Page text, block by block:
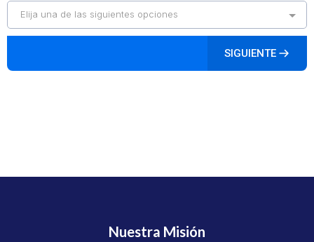
Elija una de las siguientes opciones
SIGUIENTE
Nuestra Misión